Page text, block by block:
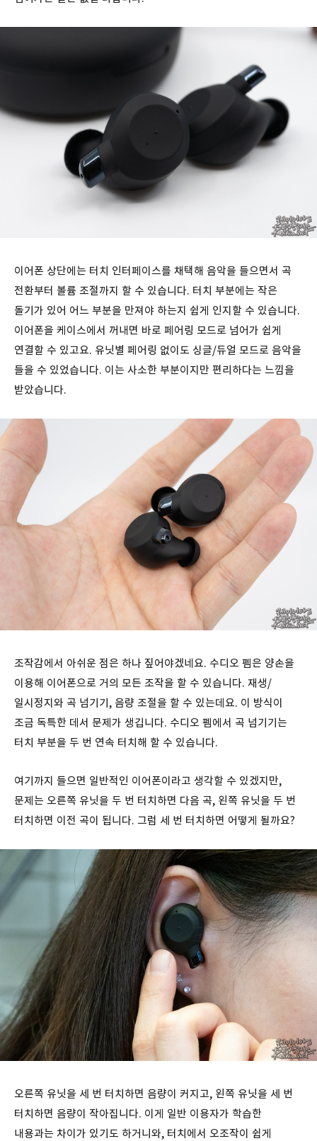
이어폰 상단에는 터치 인터페이스를 채택해 음악을 들으면서 곡
전환부터 볼륨 조절까지 할 수 있습니다. 터치 부분에는 작은
돌기가 있어 어느 부분을 만져야 하는지 쉽게 인지할 수 있습니다.
이어폰을 케이스에서 꺼내면 바로 페어링 모드로 넘어가 쉽게
연결할 수 있고요. 유닛별 페어링 없이도 싱글/듀얼 모드로 음악을
들을 수 있었습니다. 이는 사소한 부분이지만 편리하다는 느낌을
받았습니다.
조작감에서 아쉬운 점은 하나 짚어야겠네요. 수디오 펨은 양손을
이용해 이어폰으로 거의 모든 조작을 할 수 있습니다. 재생/
일시정지와 곡 넘기기, 음량 조절을 할 수 있는데요. 이 방식이
조금 독특한 데서 문제가 생깁니다. 수디오 펨에서 곡 넘기기는
터치 부분을 두 번 연속 터치해 할 수 있습니다.
여기까지 들으면 일반적인 이어폰이라고 생각할 수 있겠지만,
문제는 오른쪽 유닛을 두 번 터치하면 다음 곡, 왼쪽 유닛을 두 번
터치하면 이전 곡이 됩니다. 그럼 세 번 터치하면 어떻게 될까요?
오른쪽 유닛을 세 번 터치하면 음량이 커지고, 왼쪽 유닛을 세 번
터치하면 음량이 작아집니다. 이게 일반 이용자가 학습한
내용과는 차이가 있기도 하거니와, 터치에서 오조작이 쉽게